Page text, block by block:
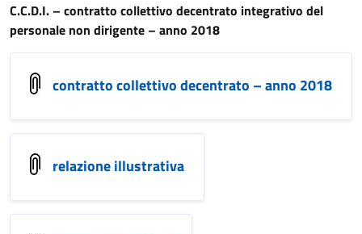
C.C.D.I. – contratto collettivo decentrato integrativo del
personale non dirigente – anno 2018
contratto collettivo decentrato – anno 2018
relazione illustrativa